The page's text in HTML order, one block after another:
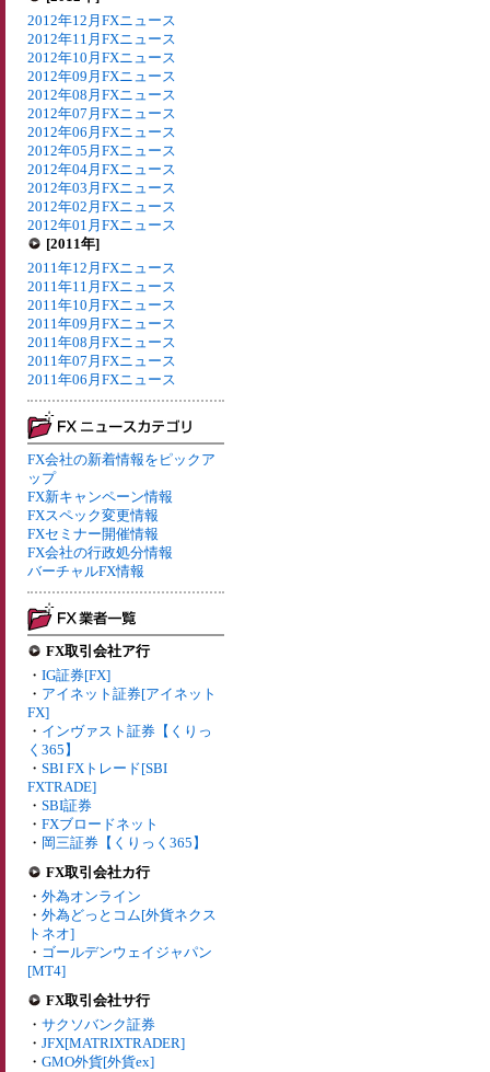
2012年12月FXニュース
2012年11月FXニュース
2012年10月FXニュース
2012年09月FXニュース
2012年08月FXニュース
2012年07月FXニュース
2012年06月FXニュース
2012年05月FXニュース
2012年04月FXニュース
2012年03月FXニュース
2012年02月FXニュース
2012年01月FXニュース
[2011年]
2011年12月FXニュース
2011年11月FXニュース
2011年10月FXニュース
2011年09月FXニュース
2011年08月FXニュース
2011年07月FXニュース
2011年06月FXニュース
FX会社の新着情報をピックア
ップ
FX新キャンペーン情報
FXスペック変更情報
FXセミナー開催情報
FX会社の行政処分情報
バーチャルFX情報
FX取引会社ア行
・ IG証券[FX]
・ アイネット証券[アイネット
FX]
・ インヴァスト証券【くりっ
く365】
・ SBI FXトレード[SBI
FXTRADE]
・ SBI証券
・ FXブロードネット
・ 岡三証券【くりっく365】
FX取引会社カ行
・ 外為オンライン
・ 外為どっとコム[外貨ネクス
トネオ]
・ ゴールデンウェイジャパン
[MT4]
FX取引会社サ行
・ サクソバンク証券
・ JFX[MATRIXTRADER]
・ GMO外貨[外貨ex]